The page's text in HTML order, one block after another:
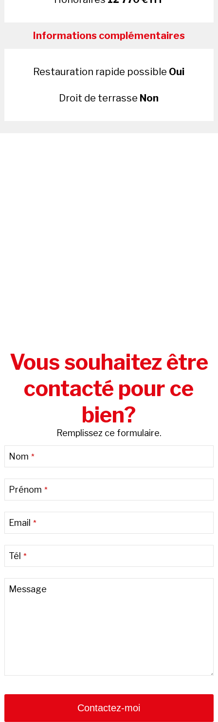
Informations complémentaires
Restauration rapide possible Oui
Droit de terrasse Non
Vous souhaitez être
contacté pour ce
bien?
Remplissez ce formulaire.
Phone
Number
Nom *
Prénom *
Email *
Tél *
Message
Contactez-moi